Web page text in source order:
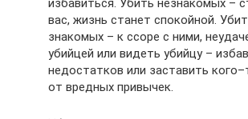
избавиться. Убить незнакомых –
вас, жизнь станет спокойной.
знакомых – к ссоре с ними,
убийцей или видеть убийцу –
недостатков или заставить
от вредных привычек.